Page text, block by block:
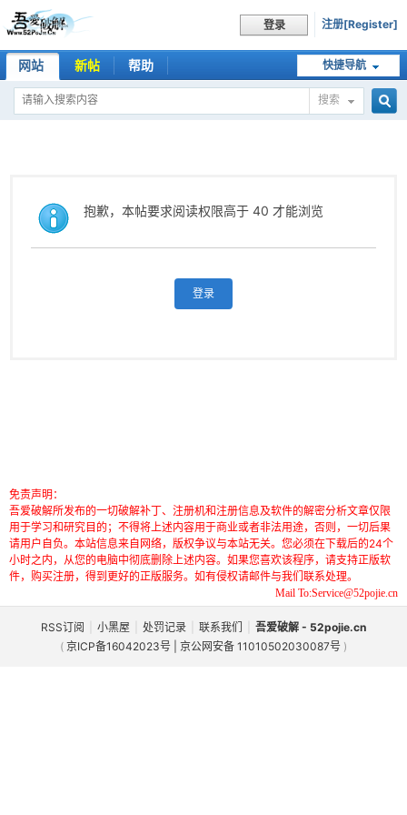
登录 注册[Register]
快捷导航
网站 新帖 帮助
搜索
抱歉，本帖要求阅读权限高于 40 才能浏览
登录
免责声明：
吾爱破解所发布的一切破解补丁、注册机和注册信息及软件的解密分析文章仅限
用于学习和研究目的；不得将上述内容用于商业或者非法用途，否则，一切后果
请用户自负。本站信息来自网络，版权争议与本站无关。您必须在下载后的24个
小时之内，从您的电脑中彻底删除上述内容。如果您喜欢该程序，请支持正版软
件，购买注册，得到更好的正版服务。如有侵权请邮件与我们联系处理。
Mail To:Service@52pojie.cn
RSS订阅 小黑屋 处罚记录 联系我们
吾爱破解 - 52pojie.cn
( 京ICP备16042023号 | 京公网安备 11010502030087号 )